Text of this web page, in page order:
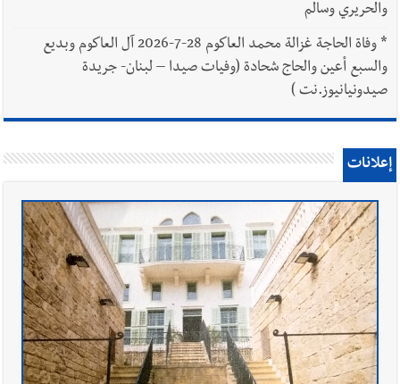
والحريري وسالم
*
وفاة الحاجة غزالة محمد العاكوم 28-7-2026 آل العاكوم وبديع
والسبع أعين والحاج شحادة (وفيات صيدا – لبنان- جريدة
صيدونيانيوز.نت )
إعلانات